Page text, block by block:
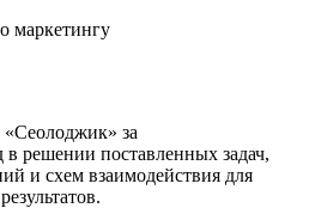
маркетингу
за
решении поставленных задач,
и схем взаимодействия для